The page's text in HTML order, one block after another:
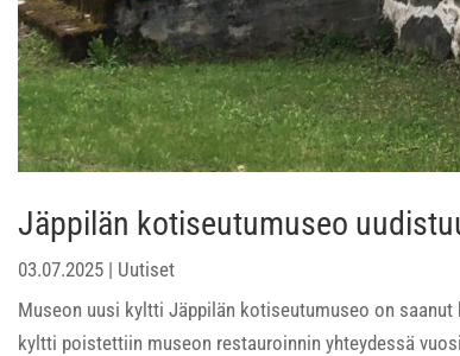
Jäppilän kotiseutumuseo
03.07.2025| Uutiset
Museon uusi kyltti Jäppilän kotiseutumuseo on
kyltti poistettiin museon restauroinnin yhteydessä